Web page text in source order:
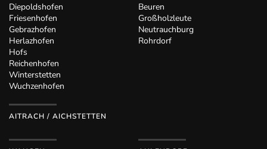
Diepoldshofen
Friesenhofen
Gebrazhofen
Herlazhofen
Hofs
Reichenhofen
Winterstetten
Wuchzenhofen
AITRACH / AICHSTETTEN
Beuren
Großholzleute
Neutrauchburg
Rohrdorf